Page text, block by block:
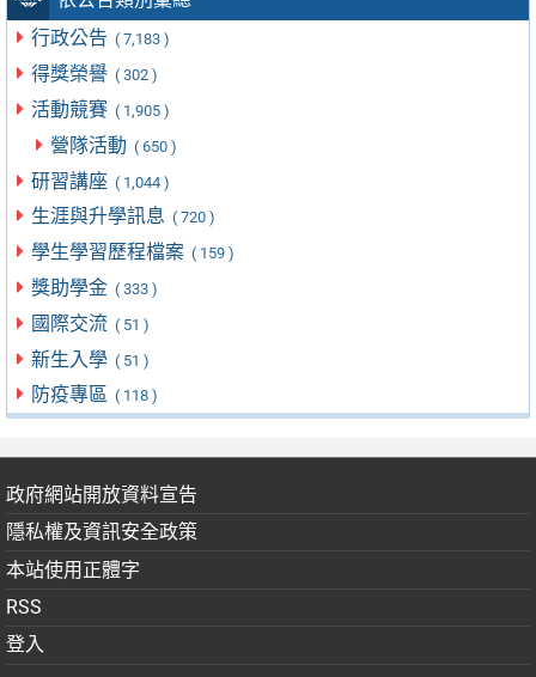
行政公告 ( 7,183 )
得獎榮譽 ( 302 )
活動競賽 ( 1,905 )
營隊活動 ( 650 )
研習講座 ( 1,044 )
生涯與升學訊息 ( 720 )
學生學習歷程檔案 ( 159 )
獎助學金 ( 333 )
國際交流 ( 51 )
新生入學 ( 51 )
防疫專區 ( 118 )
政府網站開放資料宣告
隱私權及資訊安全政策
本站使用正體字
RSS
登入